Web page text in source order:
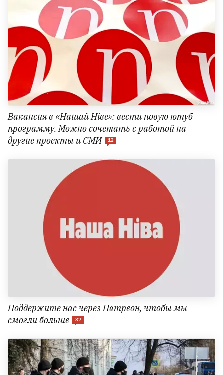
Вакансия в «Нашай Ніве»: вести новую ютуб-
программу. Можно сочетать с работой на
другие проекты и СМИ
12
Поддержите нас через Патреон, чтобы мы
смогли больше
37